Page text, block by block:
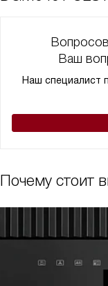
Ваш
Наш специалист
Почему стоит